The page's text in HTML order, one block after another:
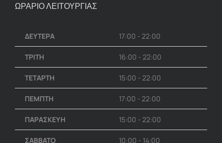
ΩΡΑΡΙΟ ΛΕΙΤΟΥΡΓΙΑΣ
ΔΕΥΤΕΡΑ 17:00 - 22:00
ΤΡΙΤΗ 16:00 - 22:00
ΤΕΤΑΡΤΗ 15:00 - 22:00
ΠΕΜΠΤΗ 17:00 - 22:00
ΠΑΡΑΣΚΕΥΗ 15:00 - 22:00
ΣΑΒΒΑΤΟ 10:00 - 14:00